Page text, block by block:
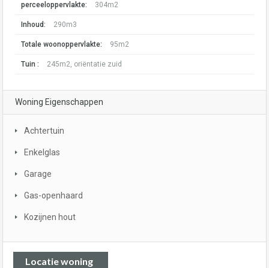
perceeloppervlakte: 304m2
Inhoud: 290m3
Totale woonoppervlakte: 95m2
Tuin : 245m2, oriëntatie zuid
Woning Eigenschappen
Achtertuin
Enkelglas
Garage
Gas-openhaard
Kozijnen hout
Locatie woning